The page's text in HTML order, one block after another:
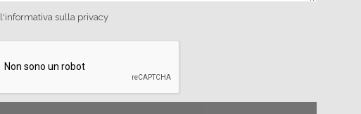
l'informativa sulla privacy